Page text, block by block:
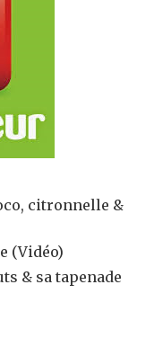
citronnelle &
(Vidéo)
& sa tapenade